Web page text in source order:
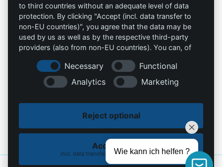
Omniprotect –
Onlineshop
Impressum
Kontakt
info@die-schutzprofis.de
Wohlenbergstraße 6
30179 Hannover
to third countries without an adequate level of data
protection. By clicking "Accept (incl. data transfer to
non-EU countries)", you agree that the data may be
used by us as well as by the respective third-party
providers (also from non-EU countries). You can, of
Necessary
Functional
Analytics
Marketing
Reject optional
Accept all
incl. data transfer to non-EU countries
Wie kann ich helfen ?